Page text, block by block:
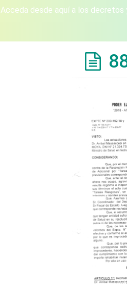
Acceda desde aquí a los